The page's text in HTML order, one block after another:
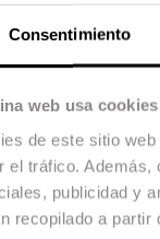
Consentimiento
web usa cookies
de este sitio
el tráfico.
publicidad y
recopilado a